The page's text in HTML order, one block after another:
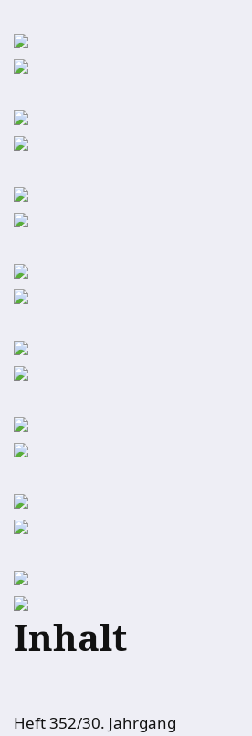
Inhalt
Heft 352/30. Jahrgang